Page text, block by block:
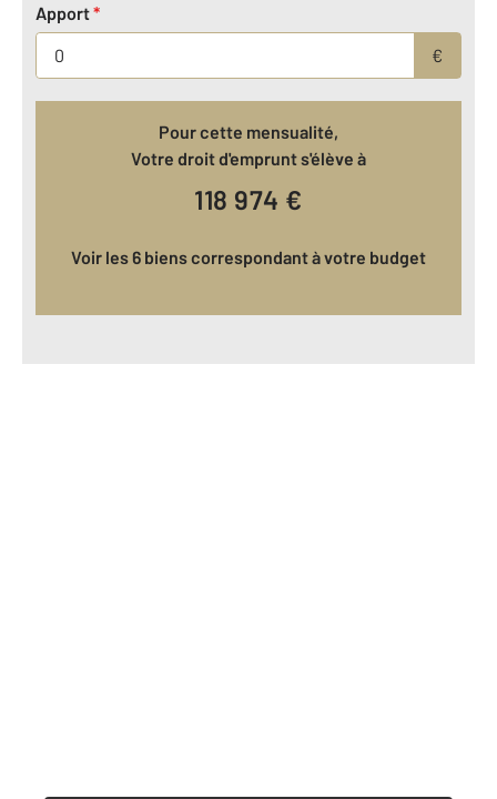
Apport*
€
Pour cette mensualité,
Votre droit d'emprunt s'élève à
118 974 €
Voir les 6 biens correspondant à votre budget